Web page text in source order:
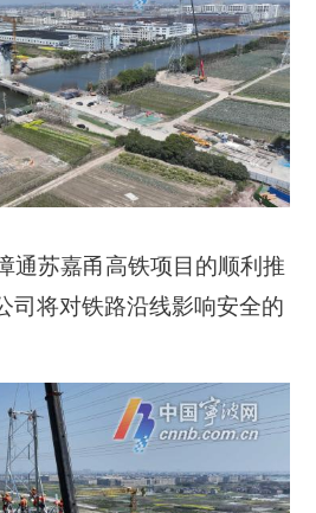
通苏嘉甬高铁项目的顺利推
司将对铁路沿线影响安全的